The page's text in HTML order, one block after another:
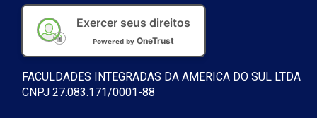
Exercer seus direitos
Powered by OneTrust
FACULDADES INTEGRADAS DA AMERICA DO SUL LTDA
CNPJ 27.083.171/0001-88